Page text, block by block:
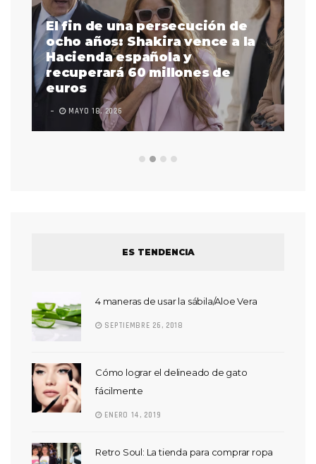
El fin de una persecución de
ocho años: Shakira vence a la
Hacienda española y
recuperará 60 millones de
euros
MAYO 18, 2026
ES TENDENCIA
4 maneras de usar la sábila/Aloe Vera
SEPTIEMBRE 26, 2018
Cómo lograr el delineado de gato
fácilmente
ENERO 14, 2019
Retro Soul: La tienda para comprar ropa